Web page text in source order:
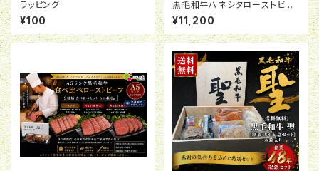
ラッピング
¥100
黒毛和牛ハネシタローストビー
フ（4本セット）合計約700ｇ(冷
凍)
¥11,200